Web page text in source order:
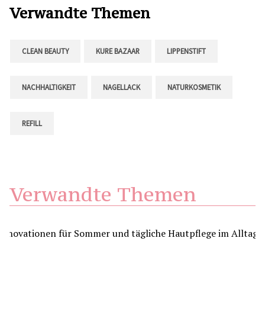
Verwandte Themen
CLEAN BEAUTY KURE BAZAAR LIPPENSTIFT
NACHHALTIGKEIT NAGELLACK NATURKOSMETIK
REFILL
Verwandte Themen